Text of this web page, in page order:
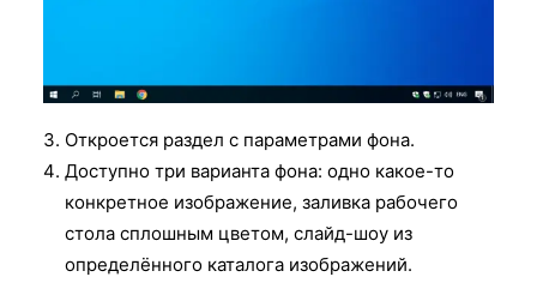
Откроется раздел с параметрами фона.
Доступно три варианта фона: одно какое-то
конкретное изображение, заливка рабочего
стола сплошным цветом, слайд-шоу из
определённого каталога изображений.